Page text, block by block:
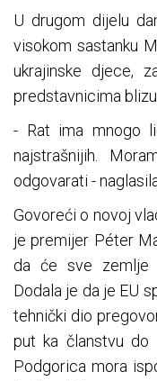
U drugom dijelu
visokom sastanku
ukrajinske djece,
predstavnicima
- Rat ima mnogo
najstrašnijih.
odgovarati -
Govoreći o novoj
je premijer Péter
da će sve zemlje
Dodala je da je EU
tehnički dio
put ka članstvu do
Podgorica mora